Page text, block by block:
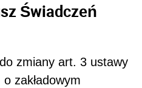
Świadczeń
zmiany art. 3 ustawy
zakładowym